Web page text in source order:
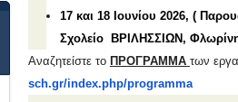
17 και 18 Ιουνίου 2026, (
Σχολείο ΒΡΙΛΗΣΣΙΩΝ,
Αναζητείστε το ΠΡΟΓΡΑΜΜΑ των
sch.gr/index.php/programma